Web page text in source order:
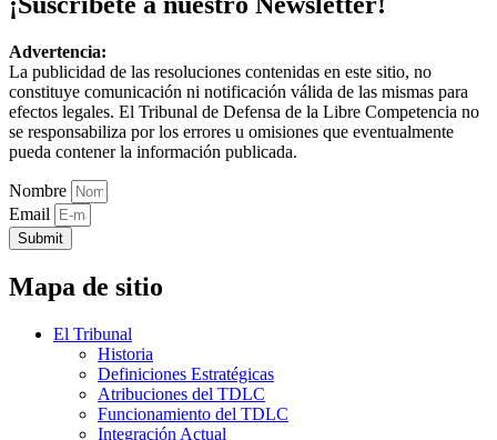
Advertencia:
La publicidad de las resoluciones contenidas en este sitio, no
constituye comunicación ni notificación válida de las mismas para
efectos legales. El Tribunal de Defensa de la Libre Competencia no
se responsabiliza por los errores u omisiones que eventualmente
pueda contener la información publicada.
Nombre
Email
Submit
Mapa de sitio
El Tribunal
Historia
Definiciones Estratégicas
Atribuciones del TDLC
Funcionamiento del TDLC
Integración Actual